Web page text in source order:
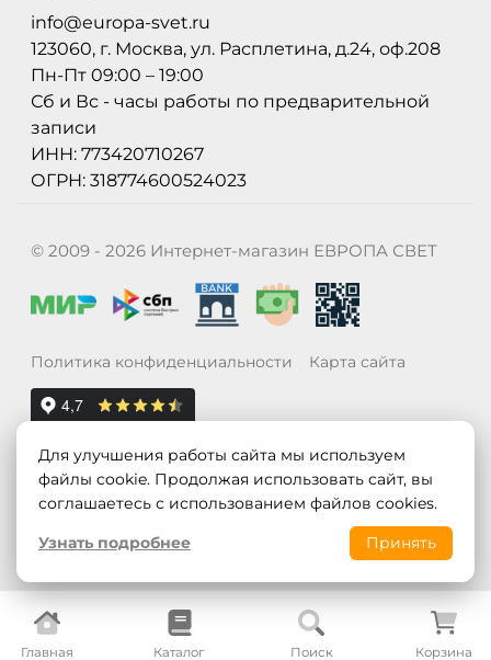
Главная Каталог Поиск Корзина
info@europa-svet.ru
123060, г. Москва, ул. Расплетина, д.24, оф.208
Пн-Пт 09:00 – 19:00
Сб и Вс - часы работы по предварительной
записи
ИНН: 773420710267
ОГРН: 318774600524023
© 2009 - 2026 Интернет-магазин ЕВРОПА СВЕТ
Политика конфиденциальности Карта сайта
Для улучшения работы сайта мы используем
файлы cookie. Продолжая использовать сайт, вы
соглашаетесь с использованием файлов cookies.
Узнать подробнее
Принять